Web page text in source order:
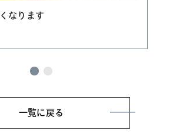
なります
一覧に戻る